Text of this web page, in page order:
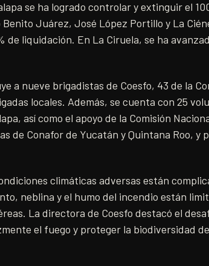
se ha logrado controlar y extinguir el
Juárez, José López Portillo y La
de liquidación. En La Ciruela, se ha
a nueve brigadistas de Coesfo, 43 de la
locales. Además, se cuenta con 25
así como el apoyo de la Comisión
de Conafor de Yucatán y Quintana Roo, y
climáticas adversas están
neblina y el humo del incendio están
La directora de Coesfo destacó el
el fuego y proteger la biodiversidad